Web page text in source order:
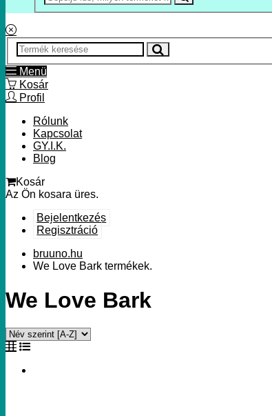
Menü
Kosár
Profil
Rólunk
Kapcsolat
GY.I.K.
Blog
Kosár
Az Ön kosara üres.
Bejelentkezés
Regisztráció
bruuno.hu
We Love Bark termékek.
We Love Bark